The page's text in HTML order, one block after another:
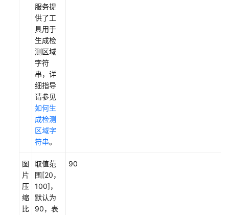
服务提
供了工
具用于
生成检
测区域
字符
串，详
细指导
请参见
如何生
成检测
区域字
符串。
图
片
压
缩
比
取值范
围[20，
100]，
默认为
90，表
90